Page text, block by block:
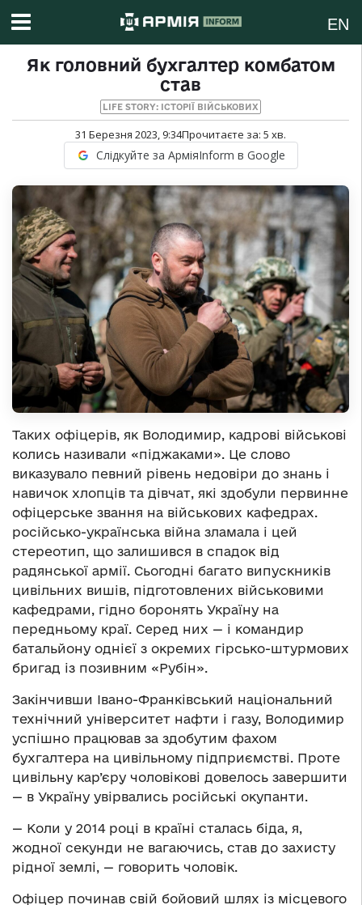
EN
Як головний бухгалтер комбатом
став
LIFE STORY: ІСТОРІЇ ВІЙСЬКОВИХ
31 Березня 2023, 9:34Прочитаєте за: 5 хв.
Слідкуйте за АрміяInform в Google
Таких офіцерів, як Володимир, кадрові військові
колись називали «піджаками». Це слово
виказувало певний рівень недовіри до знань і
навичок хлопців та дівчат, які здобули первинне
офіцерське звання на військових кафедрах.
російсько-українська війна зламала і цей
стереотип, що залишився в спадок від
радянської армії. Сьогодні багато випускників
цивільних вишів, підготовлених військовими
кафедрами, гідно боронять Україну на
передньому краї. Серед них — і командир
батальйону однієї з окремих гірсько-штурмових
бригад із позивним «Рубін».
Закінчивши Івано-Франківський національний
технічний університет нафти і газу, Володимир
успішно працював за здобутим фахом
бухгалтера на цивільному підприємстві. Проте
цивільну кар’єру чоловікові довелось завершити
— в Україну увірвались російські окупанти.
— Коли у 2014 році в країні сталась біда, я,
жодної секунди не вагаючись, став до захисту
рідної землі, — говорить чоловік.
Офіцер починав свій бойовий шлях із місцевого